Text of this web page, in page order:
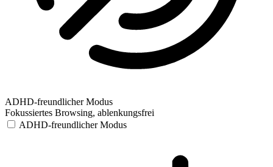
ADHD-freundlicher Modus
Fokussiertes Browsing, ablenkungsfrei
ADHD-freundlicher Modus